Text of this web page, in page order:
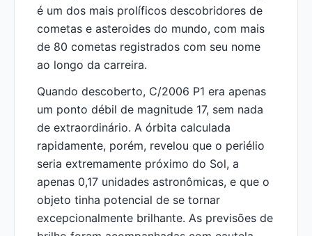
é um dos mais prolíficos descobridores de
cometas e asteroides do mundo, com mais
de 80 cometas registrados com seu nome
ao longo da carreira.
Quando descoberto, C/2006 P1 era apenas
um ponto débil de magnitude 17, sem nada
de extraordinário. A órbita calculada
rapidamente, porém, revelou que o periélio
seria extremamente próximo do Sol, a
apenas 0,17 unidades astronômicas, e que o
objeto tinha potencial de se tornar
excepcionalmente brilhante. As previsões de